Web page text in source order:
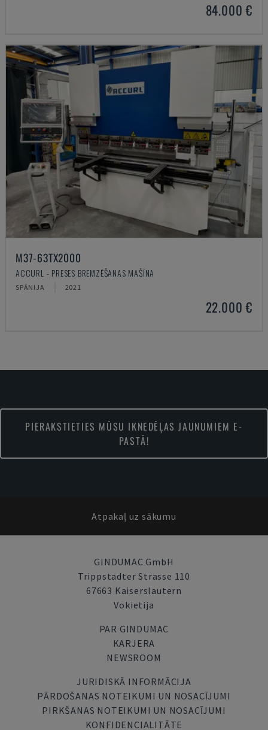
84.000 €
M37-63TX2000
ACCURL - PRESES BREMZĒŠANAS MAŠĪNA
SPĀNIJA 2021
22.000 €
PIERAKSTIETIES MŪSU IKNEDĒĻAS JAUNUMIEM E-
PASTĀ!
Atpakaļ uz sākumu
GINDUMAC GmbH
Trippstadter Strasse 110
67663 Kaiserslautern
Vokietija
PAR GINDUMAC
KARJERA
NEWSROOM
JURIDISKĀ INFORMĀCIJA
PĀRDOŠANAS NOTEIKUMI UN NOSACĪJUMI
PIRKŠANAS NOTEIKUMI UN NOSACĪJUMI
KONFIDENCIALITĀTE